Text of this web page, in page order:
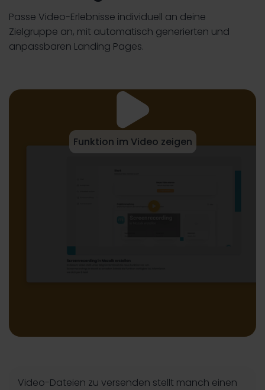
Passe Video-Erlebnisse individuell an deine
Zielgruppe an, mit automatisch generierten und
anpassbaren Landing Pages.
Funktion im Video zeigen
Video-Dateien zu versenden stellt manch einen